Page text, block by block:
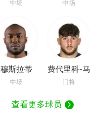
中场 中场
穆斯拉蒂
中场
费代里科-马
格罗
门将
查看更多球员